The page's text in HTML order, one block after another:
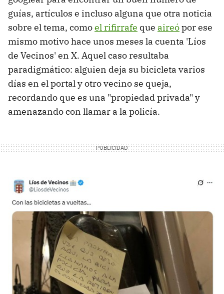
guías, artículos e incluso alguna que otra noticia
sobre el tema, comoel rifirrafe que aireópor ese
mismo motivo hace unos meses la cuenta 'Líos
de Vecinos' en X. Aquel caso resultaba
paradigmático: alguien deja su bicicleta varios
días en el portal y otro vecino se queja,
recordando que es una "propiedad privada" y
amenazando con llamar a la policía.